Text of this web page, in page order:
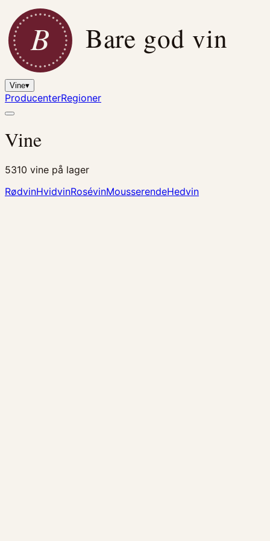
B Bare god vin
Vine▾
ProducenterRegioner
Vine
5310 vine på lager
RødvinHvidvinRosévinMousserendeHedvin